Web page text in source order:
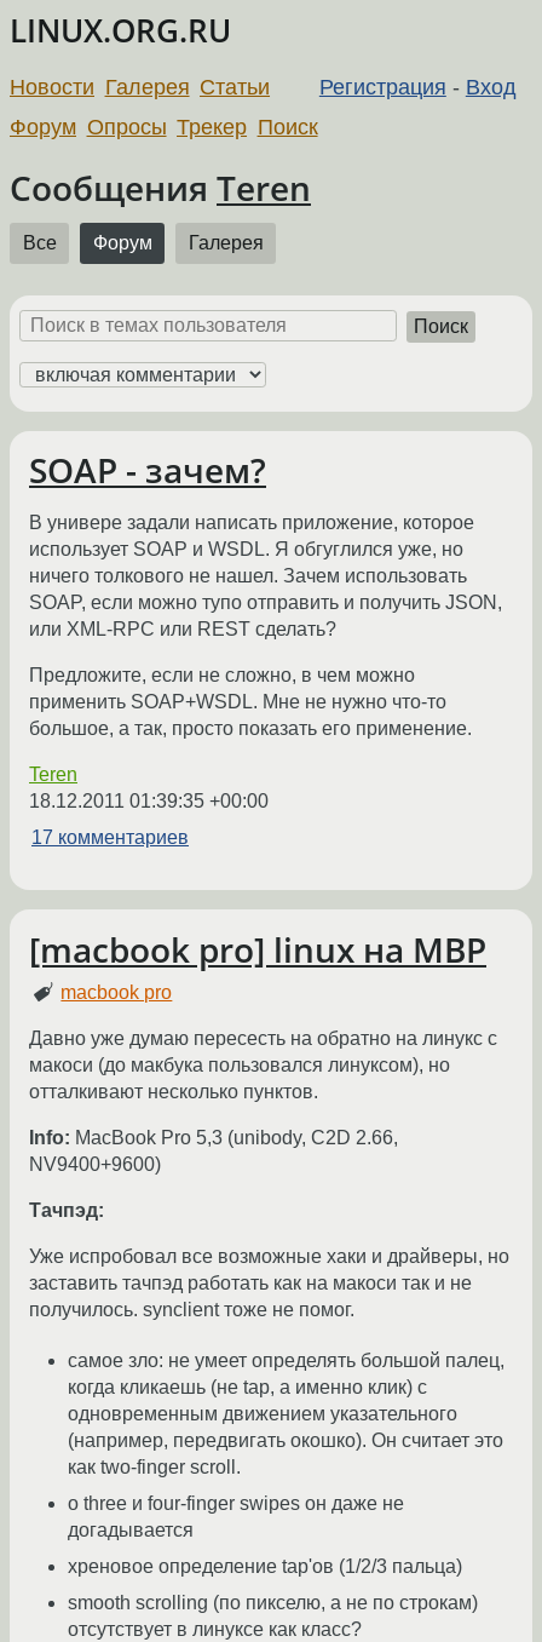
LINUX.ORG.RU
Регистрация - Вход
Новости Галерея Статьи
Форум Опросы Трекер Поиск
Сообщения Teren
Все Форум Галерея
Поиск
SOAP - зачем?
В универе задали написать приложение, которое
использует SOAP и WSDL. Я обгуглился уже, но
ничего толкового не нашел. Зачем использовать
SOAP, если можно тупо отправить и получить JSON,
или XML-RPC или REST сделать?
Предложите, если не сложно, в чем можно
применить SOAP+WSDL. Мне не нужно что-то
большое, а так, просто показать его применение.
Teren
18.12.2011 01:39:35 +00:00
17 комментариев
[macbook pro] linux на MBP
macbook pro
Давно уже думаю пересесть на обратно на линукс с
макоси (до макбука пользовался линуксом), но
отталкивают несколько пунктов.
Info: MacBook Pro 5,3 (unibody, C2D 2.66,
NV9400+9600)
Тачпэд:
Уже испробовал все возможные хаки и драйверы, но
заставить тачпэд работать как на макоси так и не
получилось. synclient тоже не помог.
самое зло: не умеет определять большой палец,
когда кликаешь (не tap, а именно клик) c
одновременным движением указательного
(например, передвигать окошко). Он считает это
как two-finger scroll.
о three и four-finger swipes он даже не
догадывается
хреновое определение tap'ов (1/2/3 пальца)
smooth scrolling (по пикселю, а не по строкам)
отсутствует в линуксе как класс?